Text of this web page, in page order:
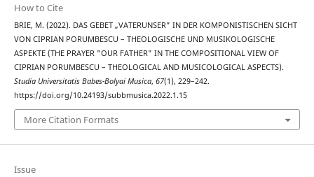
How to Cite
BRIE, M. (2022). DAS GEBET „VATERUNSER” IN DER KOMPONISTISCHEN SICHT
VON CIPRIAN PORUMBESCU – THEOLOGISCHE UND MUSIKOLOGISCHE
ASPEKTE (THE PRAYER "OUR FATHER" IN THE COMPOSITIONAL VIEW OF
CIPRIAN PORUMBESCU – THEOLOGICAL AND MUSICOLOGICAL ASPECTS).
Studia Universitatis Babes-Bolyai Musica, 67(1), 229–242.
https://doi.org/10.24193/subbmusica.2022.1.15
More Citation Formats
Issue